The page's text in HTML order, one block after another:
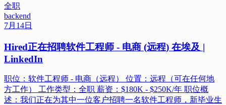
全职
backend
7月14日
Hired正在招聘软件工程师 - 电商 (远程) 在埃及 |
LinkedIn
职位：软件工程师 - 电商（远程） 位置：远程（可在任何地
方工作） 工作类型：全职 薪资：$180K - $250K/年 职位概
述：我们正在为其中一位客户招聘一名软件工程师，新毕业生